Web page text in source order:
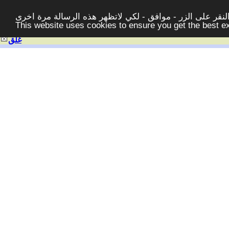
على الزر - موافق - لكي لاتظهر هذه الرسالة مرة اخرى -
This website uses cookies to ensure you get the best
غلق